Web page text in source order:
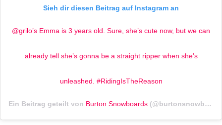
Sieh dir diesen Beitrag auf Instagram an
@grilo’s Emma is 3 years old. Sure, she’s cute now, but we can
already tell she’s gonna be a straight ripper when she’s
unleashed. #RidingIsTheReason
Ein Beitrag geteilt von Burton Snowboards (@burtonsnowboards) am